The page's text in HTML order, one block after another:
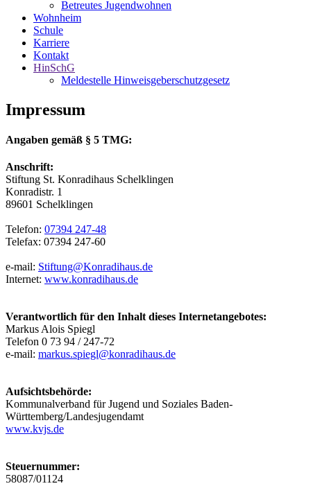
Betreutes Jugendwohnen
Wohnheim
Schule
Karriere
Kontakt
HinSchG
Meldestelle Hinweisgeberschutzgesetz
Impressum
Angaben gemäß § 5 TMG:
Anschrift:
Stiftung St. Konradihaus Schelklingen
Konradistr. 1
89601 Schelklingen
Telefon: 07394 247-48
Telefax: 07394 247-60
e-mail: Stiftung@Konradihaus.de
Internet: www.konradihaus.de
Verantwortlich für den Inhalt dieses Internetangebotes:
Markus Alois Spiegl
Telefon 0 73 94 / 247-72
e-mail: markus.spiegl@konradihaus.de
Aufsichtsbehörde:
Kommunalverband für Jugend und Soziales Baden-
Württemberg/Landesjugendamt
www.kvjs.de
Steuernummer:
58087/01124